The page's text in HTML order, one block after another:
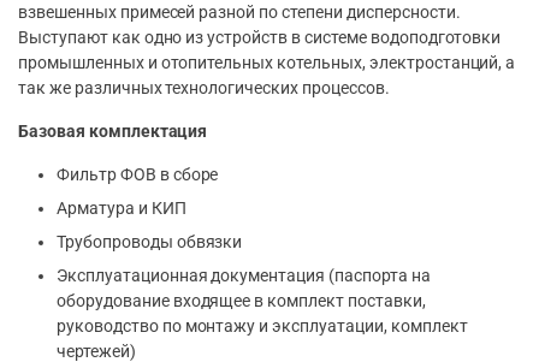
взвешенных примесей разной по степени дисперсности.
Выступают как одно из устройств в системе водоподготовки
промышленных и отопительных котельных, электростанций, а
так же различных технологических процессов.
Базовая комплектация
Фильтр ФОВ в сборе
Арматура и КИП
Трубопроводы обвязки
Эксплуатационная документация (паспорта на
оборудование входящее в комплект поставки,
руководство по монтажу и эксплуатации, комплект
чертежей)